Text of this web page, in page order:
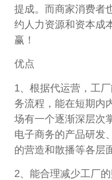
提成。而商家消费者
约人力资源和资本成
赢！
优点
1、根据代运营，工
务流程，能在短期内
场有一个逐渐深层次
电子商务的产品研发
的营造和散播等各层
2、能合理减少工厂